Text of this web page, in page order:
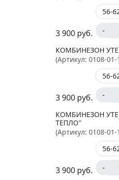
3 900 руб. -
КОМБИНЕЗОН
(Артикул: 0108-01-
3 900 руб. -
КОМБИНЕЗОН
ТЕПЛО"
(Артикул: 0108-01-
3 900 руб. -